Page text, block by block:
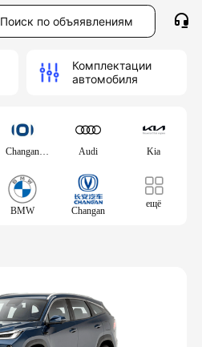
Поиск по объяявлениям
Комплектации
автомобиля
Changan
Audi Kia
BMW Changan
ещё